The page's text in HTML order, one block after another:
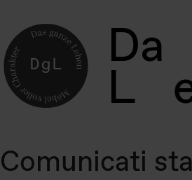
Da
L
Comunicati